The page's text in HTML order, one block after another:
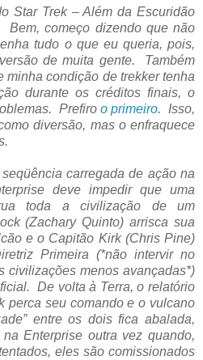
Star Trek – Além da Escuridão
Bem, começo dizendo que não
tudo o que eu queria, pois,
de muita gente. Também
minha condição de trekker tenha
durante os créditos finais, o
Prefiroo primeiro. Isso,
diversão, mas o enfraquece
carregada de ação na
deve impedir que uma
toda a civilização de um
(Zachary Quinto) arrisca sua
e o Capitão Kirk (Chris Pine)
Primeira (*não intervir no
civilizações menos avançadas*)
De volta à Terra, o relatório
perca seu comando e o vulcano
entre os dois fica abalada,
Enterprise outra vez quando,
eles são comissionados